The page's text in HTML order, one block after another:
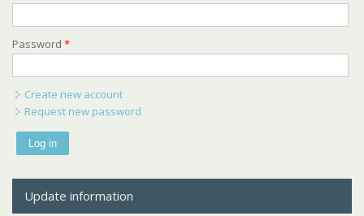
Password *
Create new account
Request new password
Update information